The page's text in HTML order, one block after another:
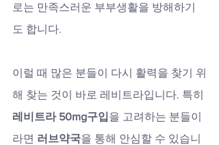
로는 만족스러운 부부생활을 방해하기
도 합니다.
이럴 때 많은 분들이 다시 활력을 찾기 위
해 찾는 것이 바로 레비트라입니다. 특히
레비트라 50mg구입 을 고려하는 분들이
라면 러브약국을 통해 안심할 수 있습니